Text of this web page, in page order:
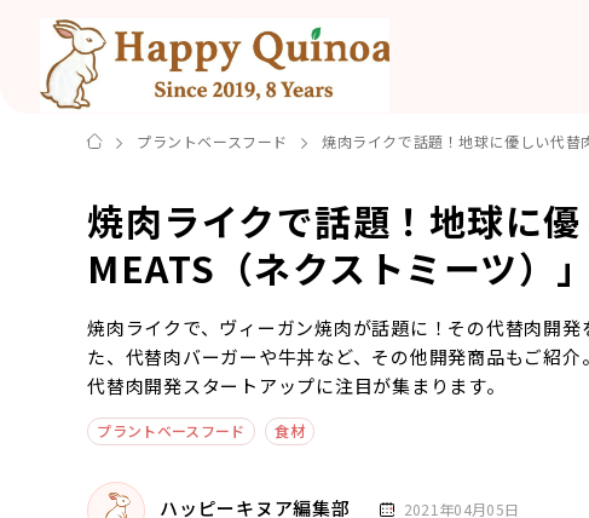
プラントベースフード 焼肉ライクで話題！地球に優しい代替
焼肉ライクで話題！地球に
MEATS（ネクストミーツ）
焼肉ライクで、ヴィーガン焼肉が話題に！その代替肉開
た、代替肉バーガーや牛丼など、その他開発商品もご紹
代替肉開発スタートアップに注目が集まります。
プラントベースフード 食材
ハッピーキヌア編集部 2021年04月05日